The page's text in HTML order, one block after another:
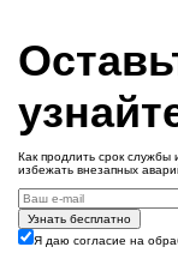
Как продлить срок
избежать внезапных
Узнать бесплатно
Я даю согласие на